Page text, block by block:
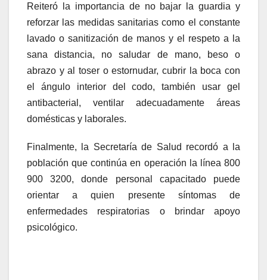
Reiteró la importancia de no bajar la guardia y
reforzar las medidas sanitarias como el constante
lavado o sanitización de manos y el respeto a la
sana distancia, no saludar de mano, beso o
abrazo y al toser o estornudar, cubrir la boca con
el ángulo interior del codo, también usar gel
antibacterial, ventilar adecuadamente áreas
domésticas y laborales.
Finalmente, la Secretaría de Salud recordó a la
población que continúa en operación la línea 800
900 3200, donde personal capacitado puede
orientar a quien presente síntomas de
enfermedades respiratorias o brindar apoyo
psicológico.